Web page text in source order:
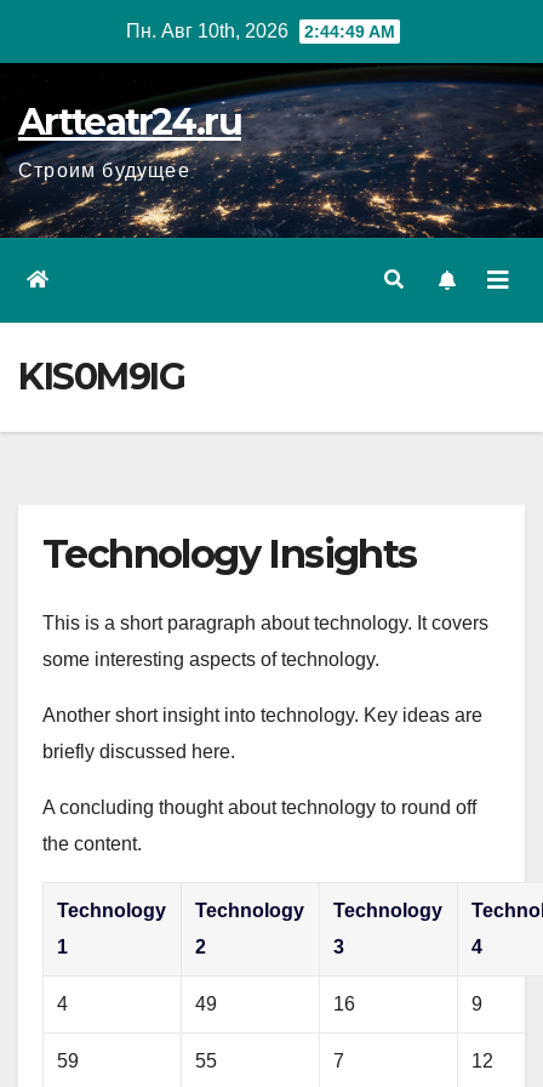
Пн. Авг 10th, 2026 2:44:50 AM
Artteatr24.ru
Строим будущее
KIS0M9IG
Technology Insights
This is a short paragraph about technology. It covers
some interesting aspects of technology.
Another short insight into technology. Key ideas are
briefly discussed here.
A concluding thought about technology to round off
the content.
Technology
1
Technology
2
Technology
3
4
4 49 16 9
59 55 7 12